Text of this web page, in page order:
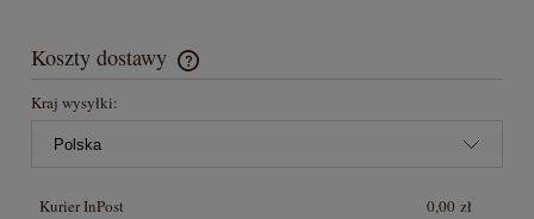
Koszty dostawy
Cena nie zawiera ewentualnych kosztów płatności
Kraj wysyłki:
Kurier InPost 0,00 zł